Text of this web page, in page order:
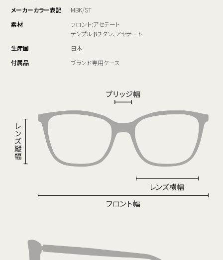
メーカーカラー表記
MBK/ST
素材
フロント:アセテート
テンプル:βチタン、アセテート
生産国
日本
付属品
ブランド専用ケース